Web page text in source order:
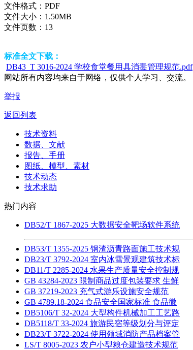
文件格式： PDF
文件大小： 1.50MB
文件页数： 13
标准全文下载：
DB43_T 3016-2024 学校食堂餐用具消毒管理规范.pdf
网站所有内容均来自于网络，仅供个人学习、交流。
举报
返回列表
技术资料
数据、文献
报告、手册
图纸、模型、素材
技术动态
技术求助
热门内容
DB52/T 1867-2025 大数据安全靶场软件系统
DB53/T 1355-2025 钢渣沥青路面施工技术规
DB23/T 3792-2024 室内冰雪景观建筑技术标
DB11/T 2285-2024 水果生产质量安全控制规
GB 43284-2023 限制商品过度包装要求 生鲜
GB 37219-2023 充气式游乐设施安全规范
GB 4789.18-2024 食品安全国家标准 食品微
DB5106/T 32-2024 大型构件机械加工工艺路
DB5118/T 33-2024 旅游民宿等级划分与评定
DB23/T 3722-2024 使用领域消防产品档案管
LS/T 8005-2023 农户小型粮仓建造技术规范